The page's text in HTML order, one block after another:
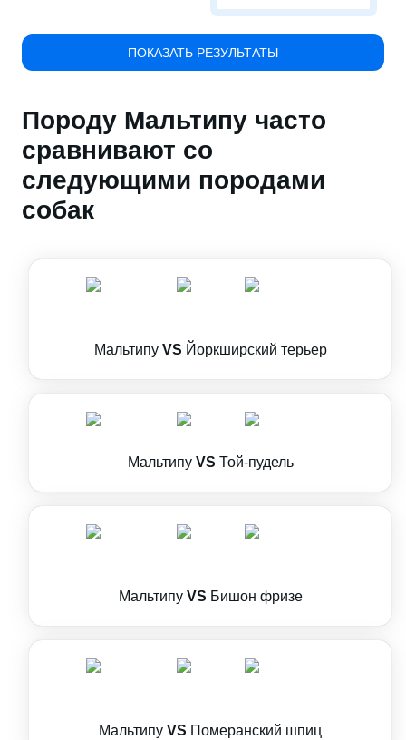
ПОКАЗАТЬ РЕЗУЛЬТАТЫ
Породу Мальтипу часто
сравнивают со
следующими породами
собак
Мальтипу VS Йоркширский терьер
Мальтипу VS Той-пудель
Мальтипу VS Бишон фризе
Мальтипу VS Померанский шпиц